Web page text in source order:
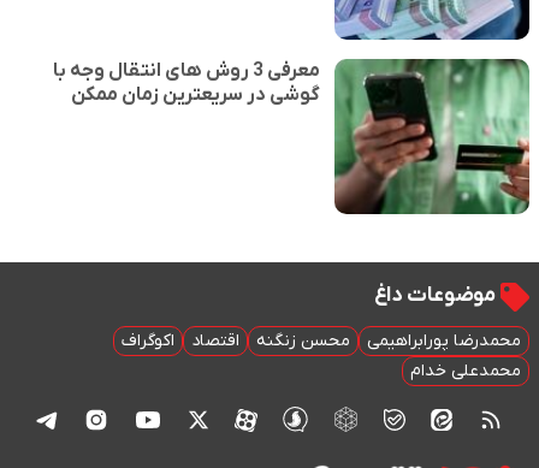
معرفی 3 روش های انتقال وجه با
گوشی در سریعترین زمان ممکن
موضوعات داغ
محمدرضا پورابراهیمی محسن زنگنه اقتصاد
اکوگراف
محمدعلی خدام